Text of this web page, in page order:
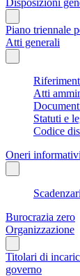
Piano triennale
Atti generali
Atti
Statuti e
Codice
Oneri
Burocrazia zero
Organizzazione
Titolari di
governo